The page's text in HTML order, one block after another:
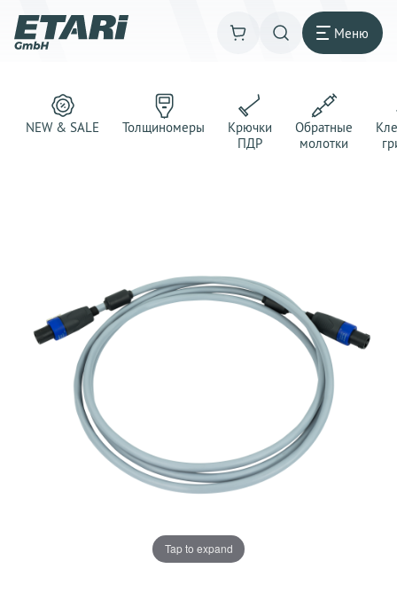
Меню
NEW & SALE Толщиномеры
Крючки
ПДР
Обратные
молотки
Tap to expand